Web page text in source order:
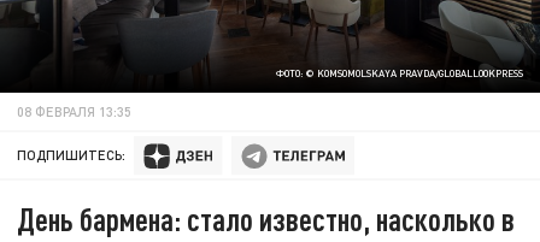
ФОТО: © KOMSOMOLSKAYA PRAVDA/GLOBALLOOKPRESS
08 ФЕВРАЛЯ 13:35
ПОДПИШИТЕСЬ:
День бармена: стало известно, насколько в